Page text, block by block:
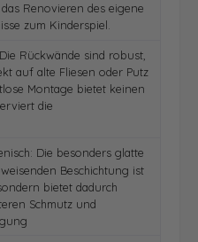
Renovieren des eigene
zum Kinderspiel.
Rückwände sind robust,
auf alte Fliesen oder Putz
Montage bietet keinen
die
Die besonders glatte
Beschichtung ist
bietet dadurch
Schmutz und